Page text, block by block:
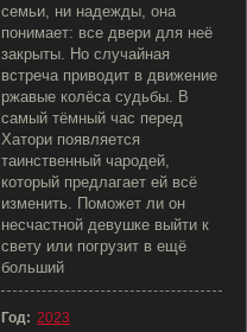
семьи, ни надежды, она
понимает: все двери для неё
закрыты. Но случайная
встреча приводит в движение
ржавые колёса судьбы. В
самый тёмный час перед
Хатори появляется
таинственный чародей,
который предлагает ей всё
изменить. Поможет ли он
несчастной девушке выйти к
свету или погрузит в ещё
больший
Год: 2023